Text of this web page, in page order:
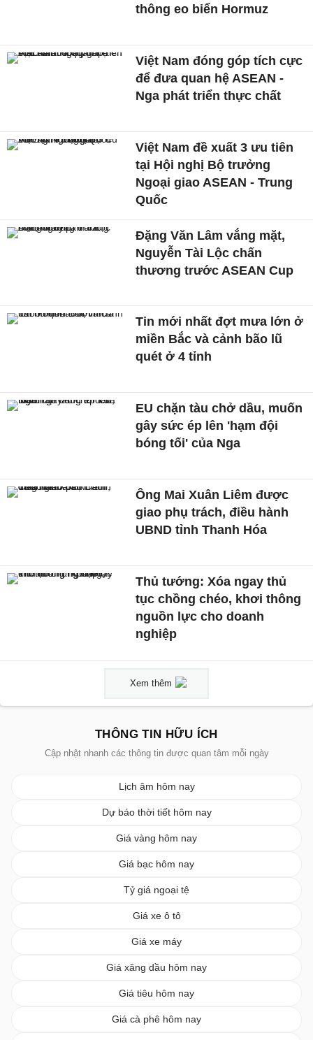
thông eo biển Hormuz
Việt Nam đóng góp tích cực
để đưa quan hệ ASEAN -
Nga phát triển thực chất
Việt Nam đề xuất 3 ưu tiên
tại Hội nghị Bộ trưởng
Ngoại giao ASEAN - Trung
Quốc
Đặng Văn Lâm vắng mặt,
Nguyễn Tài Lộc chấn
thương trước ASEAN Cup
Tin mới nhất đợt mưa lớn ở
miền Bắc và cảnh bão lũ
quét ở 4 tỉnh
EU chặn tàu chở dầu, muốn
gây sức ép lên 'hạm đội
bóng tối' của Nga
Ông Mai Xuân Liêm được
giao phụ trách, điều hành
UBND tỉnh Thanh Hóa
Thủ tướng: Xóa ngay thủ
tục chồng chéo, khơi thông
nguồn lực cho doanh
nghiệp
Xem thêm
THÔNG TIN HỮU ÍCH
Cập nhật nhanh các thông tin được quan tâm mỗi ngày
Lịch âm hôm nay
Dự báo thời tiết hôm nay
Giá vàng hôm nay
Giá bạc hôm nay
Tỷ giá ngoại tệ
Giá xe ô tô
Giá xe máy
Giá xăng dầu hôm nay
Giá tiêu hôm nay
Giá cà phê hôm nay